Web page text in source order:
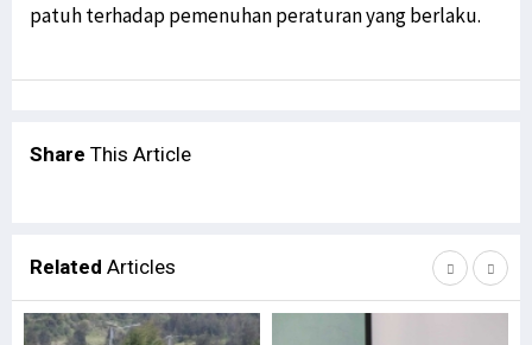
patuh terhadap pemenuhan peraturan yang berlaku.
Share This Article
Related Articles